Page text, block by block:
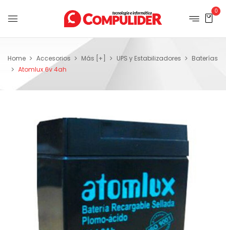
0
Home Accesorios Más [+] UPS y Estabilizadores
Baterías
Atomlux 6v 4ah